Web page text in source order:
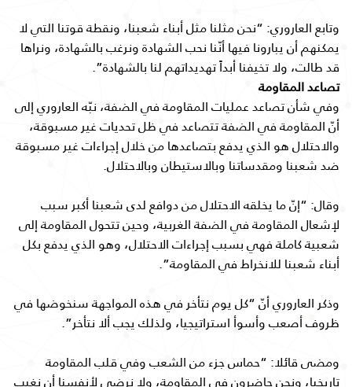
وتابع العاروري: “نحن مثلنا مثل أبناء شعبنا، ونقطة قوتنا التي لا
يمكنهم أن يبارونا فيها أنّنا نحب الشهادة ونرغب بالشهادة، ونراها
قد طالت، ولا تخيفنا أبداً تهديداتهم لنا بالشهادة”.
تصاعد المقاومة
وفي شأن تصاعد عمليات المقاومة في الضفة، نبّه العاروري إلى
أنّ المقاومة في الضفة تتصاعد في ظل تحديات غير مسبوقة،
والاحتلال هو الذي يدفع بتصاعدها من خلال إجراءات غير مسبوقة
ضد شعبنا ومقدساتنا وبالاستيطان وبالاحتلال.
وقال: “إنّ ما يخلقه الاحتلال من دوافع لدى شعبنا أكبر سبب
لإشعال المقاومة في الضفة الغربية، وحين تتحول المقاومة إلى
شعبية كاملة فهي بسبب إجراءات الاحتلال، وهو الذي يدفع بكل
أبناء شعبنا للانخراط في المقاومة”.
وذكر العاروري أنّ “كل يوم نتأخر في هذه المواجهة سنخوضها في
ظروف أصعب وأسوأ استراتيجيا، ولذلك يجب ألا نتأخر”.
ومضى قائلا: “حماس جزء من الشعب وفي قلب المقاومة
تاريخيا، ونحن حاضرون في المقاومة، ولا نرضى لأنفسنا أن نغيب